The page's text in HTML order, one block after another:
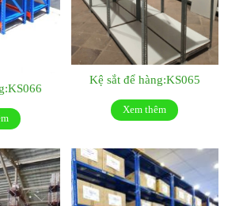
Kệ sắt để hàng:KS065
Xem thêm